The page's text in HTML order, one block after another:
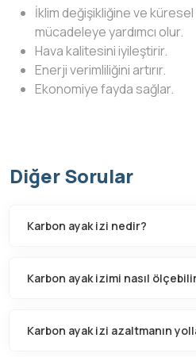
İklim değişikliğine ve küresel
mücadeleye yardımcı olur.
Hava kalitesini iyileştirir.
Enerji verimliliğini artırır.
Ekonomiye fayda sağlar.
Diğer Sorular
Karbon ayak izi nedir?
Karbon ayak izimi nasıl
Karbon ayak izi azaltmanın